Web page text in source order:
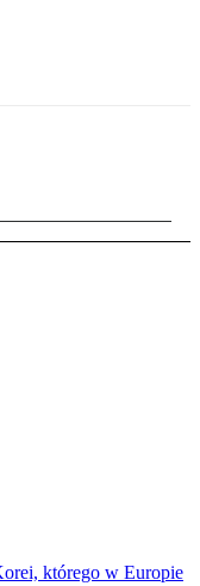
którego w Europie